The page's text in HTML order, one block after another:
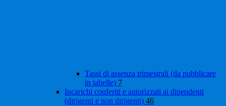
Tassi di assenza trimestrali (da pubblicare
in tabelle) 7
Incarichi conferiti e autorizzati ai dipendenti
(dirigenti e non dirigenti) 46